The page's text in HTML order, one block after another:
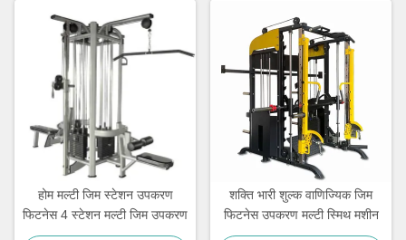
होम मल्टी जिम स्टेशन उपकरण
फिटनेस 4 स्टेशन मल्टी जिम उपकरण
शक्ति भारी शुल्क वाणिज्यिक जिम
फिटनेस उपकरण मल्टी स्मिथ मशीन